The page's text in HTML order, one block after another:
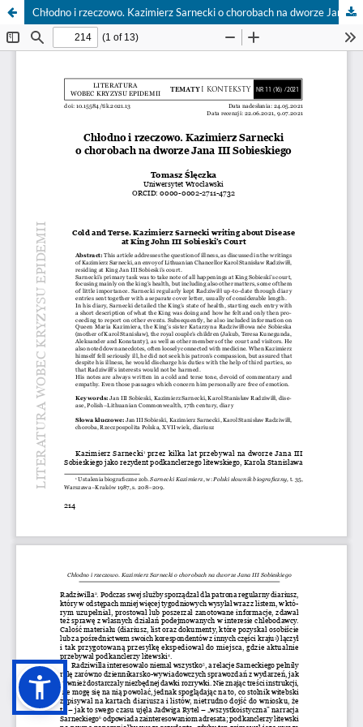
Chłodno i rzeczowo. Kazimierz Sarnecki o chorobach na dworze Jana III Sobieskiego